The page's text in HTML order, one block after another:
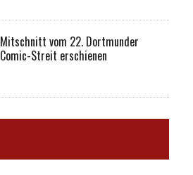
Mitschnitt vom 22. Dortmunder
Comic-Streit erschienen